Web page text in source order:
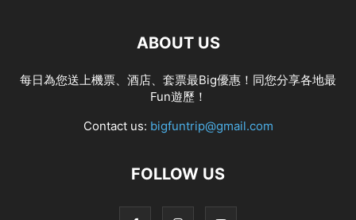
ABOUT US
每日為您送上機票、酒店、套票最Big優惠！同您分享各地最
Fun遊歷！
Contact us: bigfuntrip@gmail.com
FOLLOW US